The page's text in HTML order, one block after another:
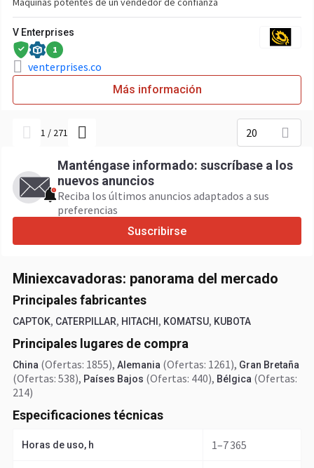
V Enterprises
1
venterprises.co
Más información
1 / 271 20
Manténgase informado: suscríbase a los
nuevos anuncios
Reciba los últimos anuncios adaptados a sus
preferencias
Suscribirse
Miniexcavadoras: panorama del mercado
Principales fabricantes
CAPTOK, CATERPILLAR, HITACHI , KOMATSU, KUBOTA
Principales lugares de compra
China (Ofertas: 1855), Alemania (Ofertas: 1261), Gran Bretaña
(Ofertas: 538), Países Bajos (Ofertas: 440), Bélgica (Ofertas:
214)
Especificaciones técnicas
Horas de uso, h 1–7 365